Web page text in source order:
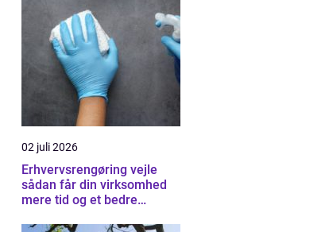
02 juli 2026
Erhvervsrengøring vejle
sådan får din virksomhed
mere tid og et bedre